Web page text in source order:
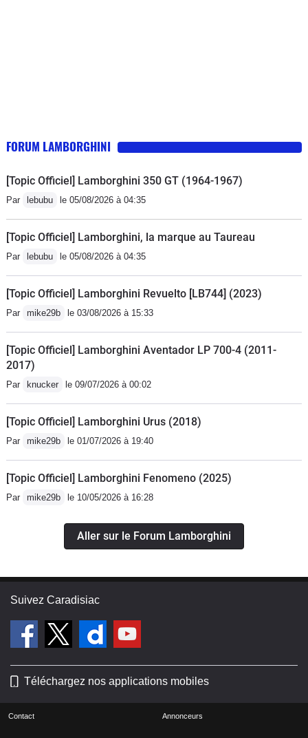
FORUM LAMBORGHINI
[Topic Officiel] Lamborghini 350 GT (1964-1967)
Par lebubu le 05/08/2026 à 04:35
[Topic Officiel] Lamborghini, la marque au Taureau
Par lebubu le 05/08/2026 à 04:35
[Topic Officiel] Lamborghini Revuelto [LB744] (2023)
Par mike29b le 03/08/2026 à 15:33
[Topic Officiel] Lamborghini Aventador LP 700-4 (2011-
2017)
Par knucker le 09/07/2026 à 00:02
[Topic Officiel] Lamborghini Urus (2018)
Par mike29b le 01/07/2026 à 19:40
[Topic Officiel] Lamborghini Fenomeno (2025)
Par mike29b le 10/05/2026 à 16:28
Aller sur le Forum Lamborghini
Suivez Caradisiac
Téléchargez nos applications mobiles
Contact Annonceurs